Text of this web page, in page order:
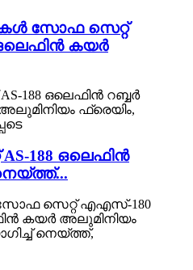
സോഫ സെറ്റ്
കയർ
188 ഒലെഫിൻ